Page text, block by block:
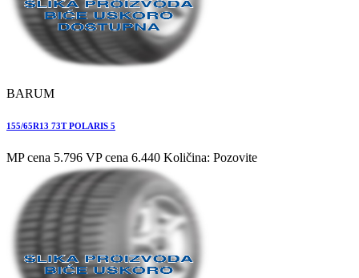
BARUM
155/65R13 73T POLARIS 5
MP cena 5.796 VP cena 6.440 Količina: Pozovite